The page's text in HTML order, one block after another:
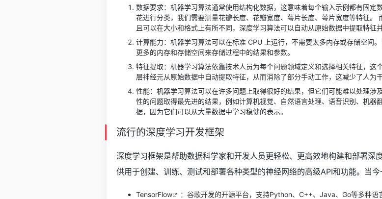
数据要求：机器学习算法通常使用结构化数据，这意味着每个输入示例都有固
花进行分类，我们需要测量花瓣长度、花瓣宽度、萼片长度、萼片宽度等特征
且可以在大小和格式上有所不同，深度学习算法可以自动从原始数据中提取特征
计算能力：机器学习算法可以在标准 CPU 上运行，不需要太多内存或存储空间
更多的内存和存储空间来存储过程中的结果和参数。
特征提取：机器学习算法依靠技术人员为每个问题领域定义和选择相关特征，
层神经元从原始数据中自动提取特征，从而消除了部分手动工作，这减少了人为
性能：机器学习算法可以在许多问题上取得很好的结果，但它们可能难以处理
性的问题取得最先进的结果，例如计算机视觉、自然语言处理、语音识别、机
据，因为它们可以从大量数据中学习稳健的表示。
流行的深度学习开发框架
深度学习框架是帮助数据科学家和开发人员更轻松、更高效地构建和部署
供用于创建、训练、测试和部署各种类型的神经网络的高级API和功能。当今
TensorFlow
：谷歌开发的开源平台，支持Python、C++、Java、Go等多种